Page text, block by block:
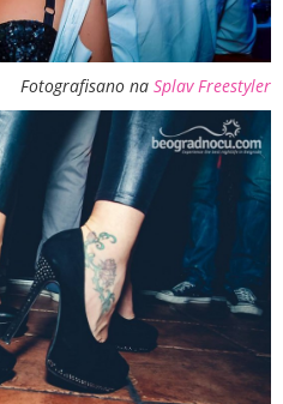
Fotografisano na Splav Freestyler